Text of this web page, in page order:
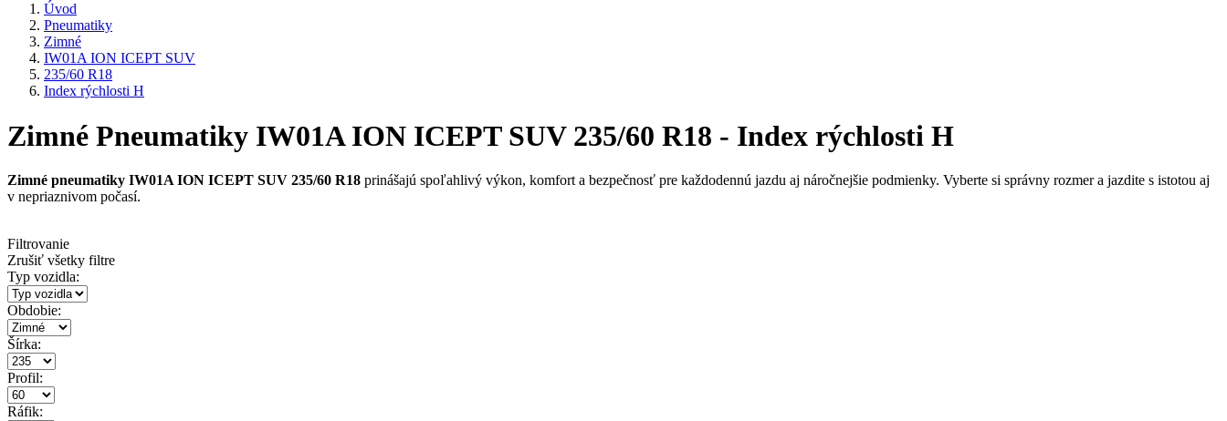
Úvod
Pneumatiky
Zimné
IW01A ION ICEPT SUV
235/60 R18
Index rýchlosti H
Zimné Pneumatiky IW01A ION ICEPT SUV 235/60 R18 - Index rýchlosti H
Zimné pneumatiky IW01A ION ICEPT SUV 235/60 R18 prinášajú spoľahlivý výkon, komfort a bezpečnosť pre každodennú jazdu aj náročnejšie podmienky. Vyberte si správny rozmer a jazdite s istotou aj
v nepriaznivom počasí.
Filtrovanie
Zrušiť všetky filtre
Typ vozidla:
Obdobie:
Šírka:
Profil:
Ráfik: